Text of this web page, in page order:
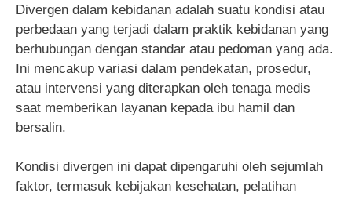
Divergen dalam kebidanan adalah suatu kondisi atau
perbedaan yang terjadi dalam praktik kebidanan yang
berhubungan dengan standar atau pedoman yang ada.
Ini mencakup variasi dalam pendekatan, prosedur,
atau intervensi yang diterapkan oleh tenaga medis
saat memberikan layanan kepada ibu hamil dan
bersalin.
Kondisi divergen ini dapat dipengaruhi oleh sejumlah
faktor, termasuk kebijakan kesehatan, pelatihan